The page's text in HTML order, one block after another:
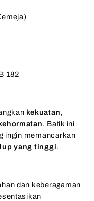
182
kekuatan,
. Batik ini
ingin memancarkan
yang tinggi.
dan keberagaman